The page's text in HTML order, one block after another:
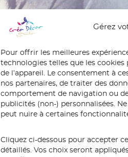
Gérez
Pour offrir les meilleures
technologies telles que les
de l’appareil. Le consentement à
nos partenaires, de traiter des
comportement de navigation ou
publicités (non-) personnalisées.
peut nuire à certaines
Cliquez ci-dessous pour accepter
détaillés. Vos choix seront